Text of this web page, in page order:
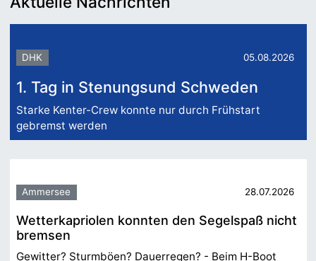
DHK 05.08.2026
1. Tag in Stenungsund Schweden
Starke Kenter-Crew konnte nur durch Frühstart
gebremst werden
Ammersee 28.07.2026
Wetterkapriolen konnten den Segelspaß nicht
bremsen
Gewitter? Sturmböen? Dauerregen? - Beim H-Boot